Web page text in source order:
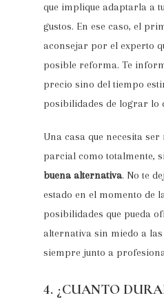
que implique adaptarla a
gustos. En ese caso, el
aconsejar por el experto
posible reforma. Te
precio sino del tiempo
posibilidades de lograr lo
Una casa que necesita
parcial como totalmente,
buena alternativa. No te
estado en el momento de
posibilidades que pueda
alternativa sin miedo a las
siempre junto a
4. ¿CUANTO